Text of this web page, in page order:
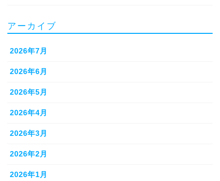
アーカイブ
2026年7月
2026年6月
2026年5月
2026年4月
2026年3月
2026年2月
2026年1月